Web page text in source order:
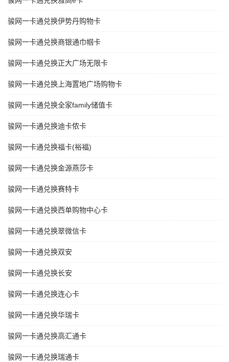
骏网一卡通兑换伊势丹购物卡
骏网一卡通兑换商银通巾帼卡
骏网一卡通兑换正大广场无限卡
骏网一卡通兑换上海置地广场购物卡
骏网一卡通兑换全家family储值卡
骏网一卡通兑换迪卡侬卡
骏网一卡通兑换福卡(裕福)
骏网一卡通兑换金源燕莎卡
骏网一卡通兑换赛特卡
骏网一卡通兑换西单购物中心卡
骏网一卡通兑换翠微信卡
骏网一卡通兑换双安
骏网一卡通兑换长安
骏网一卡通兑换连心卡
骏网一卡通兑换华瑞卡
骏网一卡通兑换高汇通卡
骏网一卡通兑换瑞通卡